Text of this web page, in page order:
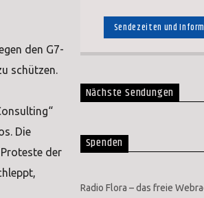
den G7-
schützen.
Die
der
jeden folgenden
Uhr und Montags
Sendezeiten und
Nächste Sendungen
Spenden
Radio Flora – das freie